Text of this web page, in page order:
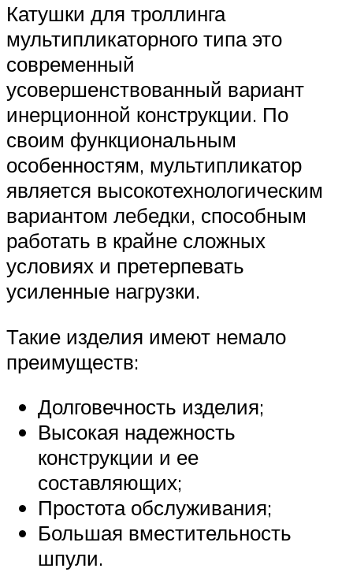
Катушки для троллинга
мультипликаторного типа это
современный
усовершенствованный вариант
инерционной конструкции. По
своим функциональным
особенностям, мультипликатор
является высокотехнологическим
вариантом лебедки, способным
работать в крайне сложных
условиях и претерпевать
усиленные нагрузки.
Такие изделия имеют немало
преимуществ:
Долговечность изделия;
Высокая надежность
конструкции и ее
составляющих;
Простота обслуживания;
Большая вместительность
шпули.